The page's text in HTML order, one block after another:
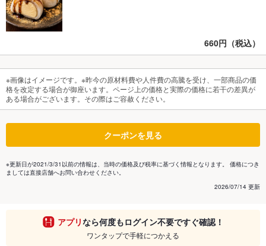
660円（税込）
※画像はイメージです。※昨今の原材料費や人件費の高騰を受け、一部商品の価
格を改定する場合が御座います。ページ上の価格と実際の価格に若干の差異が
ある場合がございます。その際はご容赦ください。
クーポンを見る
※更新日が2021/3/31以前の情報は、当時の価格及び税率に基づく情報となります。 価格につき
ましては直接店舗へお問い合わせください。
2026/07/14 更新
アプリなら何度もログイン不要ですぐ確認！
ワンタップで手軽につかえる